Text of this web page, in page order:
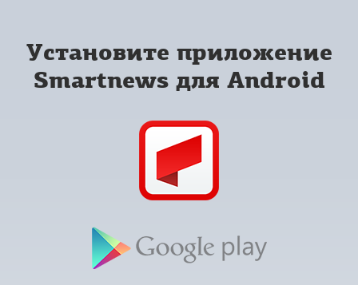
Установите приложение
Smartnews для Android